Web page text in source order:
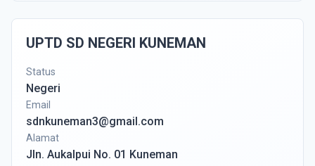
UPTD SD NEGERI KUNEMAN
Status
Negeri
Email
sdnkuneman3@gmail.com
Alamat
Jln. Aukalpui No. 01 Kuneman